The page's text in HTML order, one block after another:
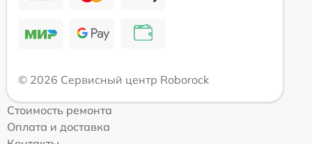
© 2026 Сервисный центр Roborock
Стоимость ремонта
Оплата и доставка